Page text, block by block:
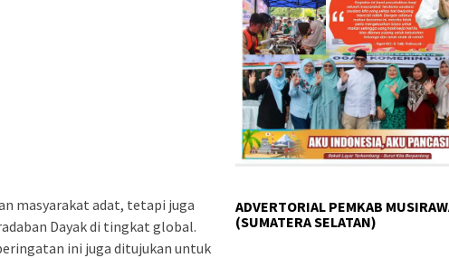
masyarakat adat, tetapi juga
Dayak di tingkat global.
ini juga ditujukan untuk
ADVERTORIAL PEMKAB
(SUMATERA SELATAN)